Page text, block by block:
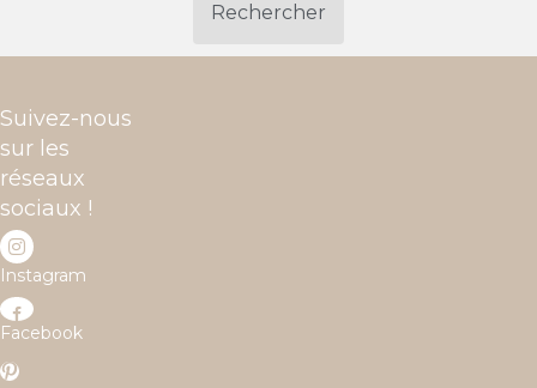
Rechercher
Suivez-nous
sur les
réseaux
sociaux !
Instagram
Facebook